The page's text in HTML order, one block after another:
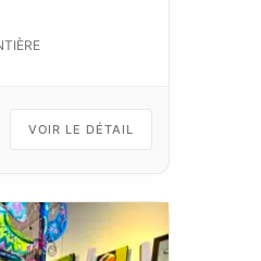
œuvres
artistes
d’art
VOIR LE DÉTAIL